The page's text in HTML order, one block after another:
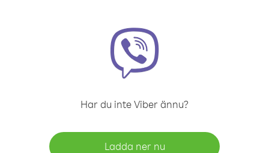
Har du inte Viber ännu?
Ladda ner nu